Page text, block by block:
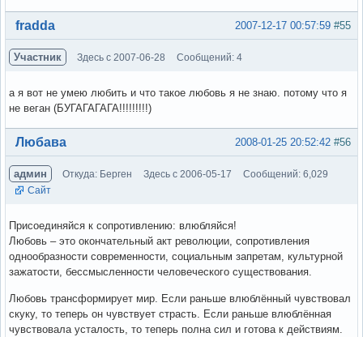
Вне форума #55
2007-12-17 00:57:59
fradda
Участник Здесь с 2007-06-28 Сообщений: 4
а я вот не умею любить и что такое любовь я не знаю. потому что я
не веган (БУГАГАГАГА!!!!!!!!!)
Вне форума #56
2008-01-25 20:52:42
Любава
админ Откуда: Берген Здесь с 2006-05-17
Сообщений: 6,029
Сайт
Присоединяйся к сопротивлению: влюбляйся!
Любовь – это окончательный акт революции, сопротивления
однообразности современности, социальным запретам, культурной
зажатости, бессмысленности человеческого существования.
Любовь трансформирует мир. Если раньше влюблённый чувствовал
скуку, то теперь он чувствует страсть. Если раньше влюблённая
чувствовала усталость, то теперь полна сил и готова к действиям.